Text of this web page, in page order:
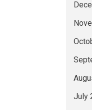
July